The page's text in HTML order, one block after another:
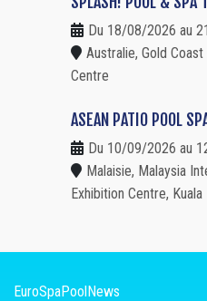
Du 18/08/2026 au
Australie, Gold
Centre
ASEAN PATIO POOL
Du 10/09/2026 au
Malaisie, Malaysia
Exhibition Centre,
EuroSpaPoolNews